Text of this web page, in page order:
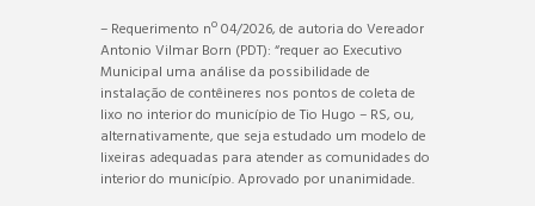
– Requerimento nº 04/2026, de autoria do Vereador
Antonio Vilmar Born (PDT): “requer ao Executivo
Municipal uma análise da possibilidade de
instalação de contêineres nos pontos de coleta de
lixo no interior do município de Tio Hugo – RS, ou,
alternativamente, que seja estudado um modelo de
lixeiras adequadas para atender as comunidades do
interior do município. Aprovado por unanimidade.